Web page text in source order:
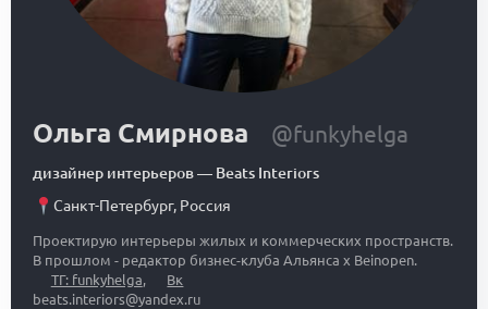
Ольга Смирнова @funkyhelga
дизайнер интерьеров— Beats Interiors
Санкт-Петербург, Россия
Проектирую интерьеры жилых и коммерческих пространств.
В прошлом - редактор бизнес-клуба Альянса x Beinopen.
ТГ: funkyhelga,
Вк
beats.interiors@yandex.ru